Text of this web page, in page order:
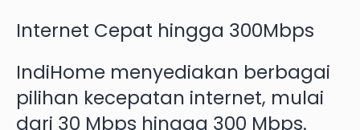
Internet Cepat hingga 300Mbps
IndiHome menyediakan berbagai
pilihan kecepatan internet, mulai
dari 30 Mbps hingga 300 Mbps.